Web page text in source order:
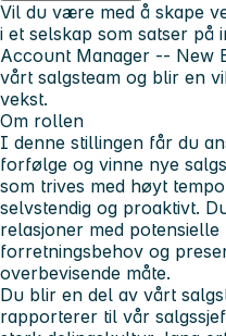
Vil du være med å skape
i et selskap som satser på
Account Manager -- New
vårt salgsteam og blir en
vekst.
Om rollen
I denne stillingen får du
forfølge og vinne nye
som trives med høyt
selvstendig og proaktivt.
relasjoner med
forretningsbehov og
overbevisende måte.
Du blir en del av vårt
rapporterer til vår